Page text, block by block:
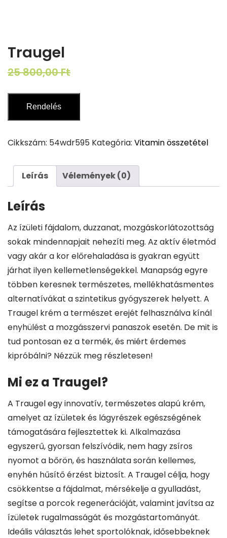
Traugel
25 800,00Ft
was:
Rendelés
Cikkszám: 54wdr595 Kategória: Vitamin összetétel
Leírás Vélemények (0)
Leírás
Az ízületi fájdalom, duzzanat, mozgáskorlátozottság
sokak mindennapjait nehezíti meg. Az aktív életmód
vagy akár a kor előrehaladása is gyakran együtt
járhat ilyen kellemetlenségekkel. Manapság egyre
többen keresnek természetes, mellékhatásmentes
alternatívákat a szintetikus gyógyszerek helyett. A
Traugel krém a természet erejét felhasználva kínál
enyhülést a mozgásszervi panaszok esetén. De mit is
tud pontosan ez a termék, és miért érdemes
kipróbálni? Nézzük meg részletesen!
Mi ez a Traugel?
A Traugel egy innovatív, természetes alapú krém,
amelyet az ízületek és lágyrészek egészségének
támogatására fejlesztettek ki. Alkalmazása
egyszerű, gyorsan felszívódik, nem hagy zsíros
nyomot a bőrön, és használata során kellemes,
enyhén hűsítő érzést biztosít. A Traugel célja, hogy
csökkentse a fájdalmat, mérsékelje a gyulladást,
segítse a porcok regenerációját, valamint javítsa az
ízületek rugalmasságát és mozgástartományát.
Ideális választás lehet sportolóknak, idősebbeknek